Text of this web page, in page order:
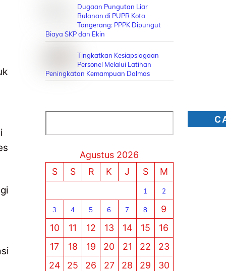
Dugaan Pungutan Liar
Bulanan di PUPR Kota
Tangerang: PPPK Dipungut
Biaya SKP dan Ekin
Tingkatkan Kesiapsiagaan
Personel Melalui Latihan
Peningkatan Kemampuan Dalmas
Agustus 2026
S
S R K J S M
1 2
3 4 5 6 7 8
9
10
11 12 13 14 15
16
17
18 19 20 21 22
23
24
25 26 27 28 29
30